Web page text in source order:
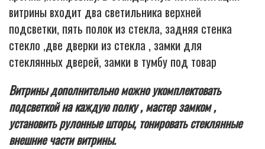
витрины входит два светильника верхней
подсветки, пять полок из стекла, задняя стенка
стекло ,две дверки из стекла , замки для
стеклянных дверей, замки в тумбу под товар
Витрины дополнительно можно укомплектовать
подсветкой на каждую полку , мастер замком ,
установить рулонные шторы, тонировать стеклянные
внешние части витрины.